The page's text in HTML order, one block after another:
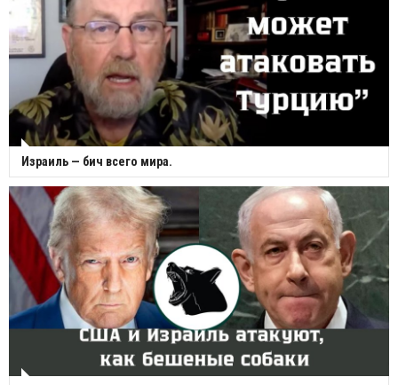
Израиль — бич всего мира.